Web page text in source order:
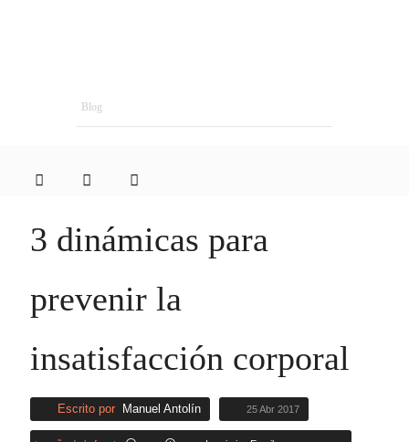
Blog
3 dinámicas para
prevenir la
insatisfacción corporal
Escrito por Manuel Antolín 25 Abr 2017